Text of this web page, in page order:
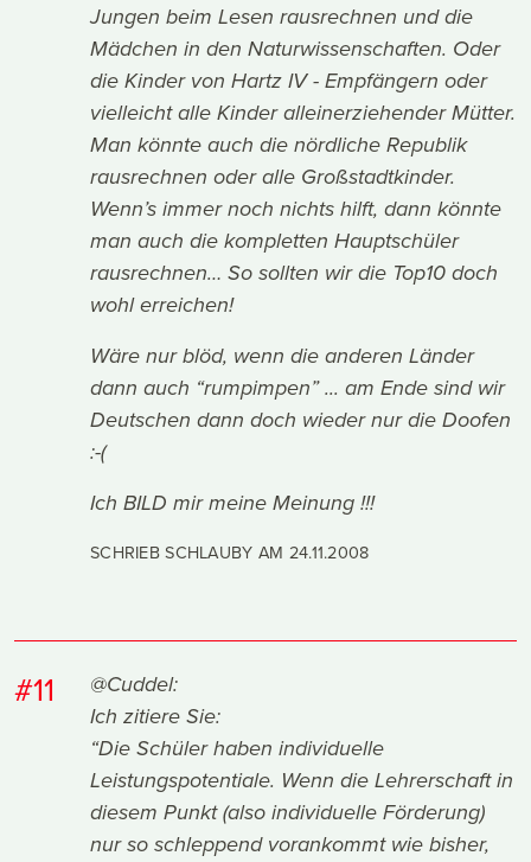
Jungen beim Lesen rausrechnen und die
Mädchen in den Naturwissenschaften. Oder
die Kinder von Hartz IV - Empfängern oder
vielleicht alle Kinder alleinerziehender Mütter.
Man könnte auch die nördliche Republik
rausrechnen oder alle Großstadtkinder.
Wenn’s immer noch nichts hilft, dann könnte
man auch die kompletten Hauptschüler
rausrechnen… So sollten wir die Top10 doch
wohl erreichen!
Wäre nur blöd, wenn die anderen Länder
dann auch “rumpimpen” ... am Ende sind wir
Deutschen dann doch wieder nur die Doofen
:-(
Ich BILD mir meine Meinung !!!
SCHRIEB SCHLAUBY AM 24.11.2008
#11
@Cuddel:
Ich zitiere Sie:
“Die Schüler haben individuelle
Leistungspotentiale. Wenn die Lehrerschaft in
diesem Punkt (also individuelle Förderung)
nur so schleppend vorankommt wie bisher,